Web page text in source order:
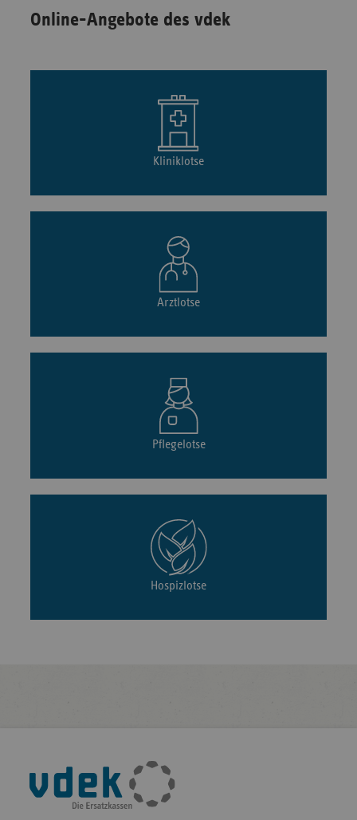
Online-Angebote des vdek
Kliniklotse
Arztlotse
Pflegelotse
Hospizlotse
Fußleisten-
Navigation